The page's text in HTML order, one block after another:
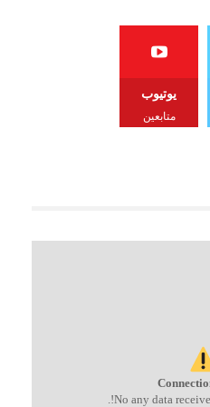
يوتيوب
متابعين
No any data